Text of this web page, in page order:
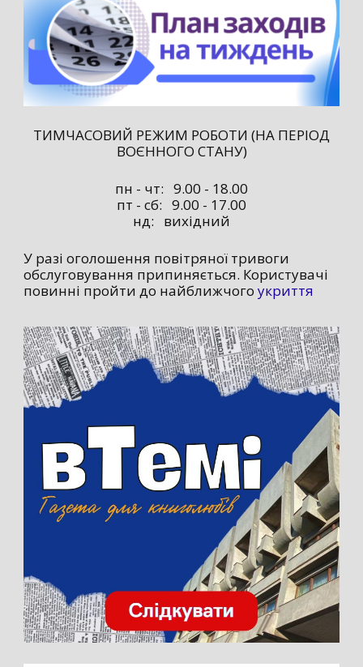
ТИМЧАСОВИЙ РЕЖИМ РОБОТИ (НА ПЕРІОД
ВОЄННОГО СТАНУ)
пн - чт: 9.00 - 18.00
пт - сб: 9.00 - 17.00
нд: вихідний
У разі оголошення повітряної тривоги
обслуговування припиняється. Користувачі
повинні пройти до найближчого укриття